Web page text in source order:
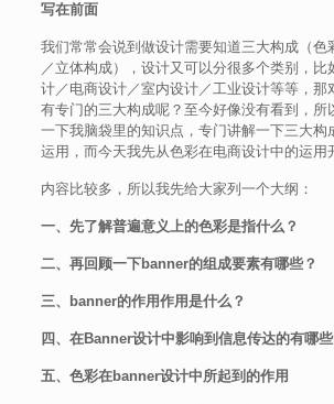
写在前面
我们常常会说到做设计需要知道三大构成（色
／立体构成），设计又可以分很多个类别，比
计／电商设计／室内设计／工业设计等等，那
有专门的三大构成呢？至今好像没有看到，所
一下我脑袋里的知识点，专门讲解一下三大构
运用，而今天我先从色彩在电商设计中的运用
内容比较多，所以我先给大家列一个大纲：
一、先了解普遍意义上的色彩是指什么？
二、再回顾一下banner的组成要素有哪些？
三、banner的作用作用是什么？
四、在Banner设计中影响到信息传达的有哪些
五、色彩在banner设计中所起到的作用